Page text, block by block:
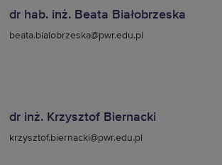
dr hab. inż. Beata Białobrzeska
beata.bialobrzeska@pwr.edu.pl
dr inż. Krzysztof Biernacki
krzysztof.biernacki@pwr.edu.pl